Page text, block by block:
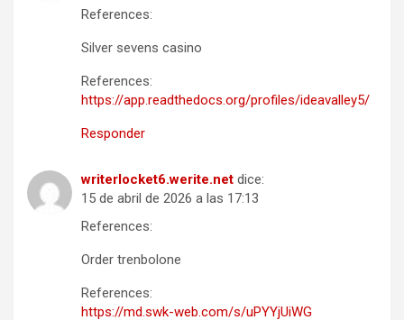
References:
Silver sevens casino
References:
https://app.readthedocs.org/profiles/ideavalley5/
Responder
writerlocket6.werite.net dice:
15 de abril de 2026 a las 17:13
References:
Order trenbolone
References:
https://md.swk-web.com/s/uPYYjUiWG